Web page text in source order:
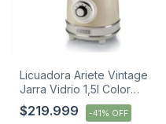
Licuadora Ariete Vintage
Jarra Vidrio 1,5l Color
Beige
$219.999 -41% OFF